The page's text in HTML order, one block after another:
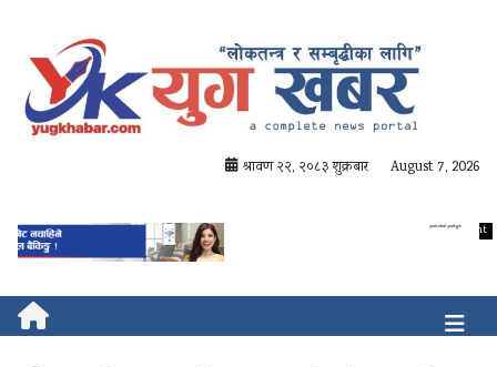
श्रावण २२, २०८३ शुक्रबार August 7, 2026